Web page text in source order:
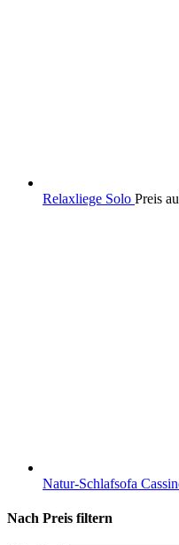
Relaxliege Solo Preis
Natur-Schlafsofa
Nach Preis filtern